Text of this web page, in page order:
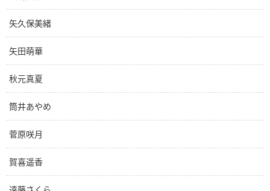
矢久保美緒
矢田萌華
秋元真夏
筒井あやめ
菅原咲月
賀喜遥香